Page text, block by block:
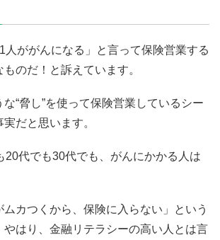
人ががんになる」と言って保険営業する
のだ！と訴えています。
“脅し”を使って保険営業しているシー
だと思います。
20代でも30代でも、がんにかかる人は
ムカつくから、保険に入らない」という
やはり、金融リテラシーの高い人とは言